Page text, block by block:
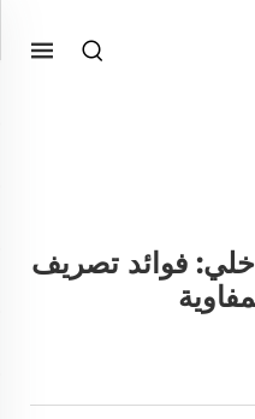
فوائد تصريف